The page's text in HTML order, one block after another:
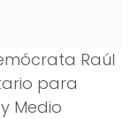
Raúl
para
Medio